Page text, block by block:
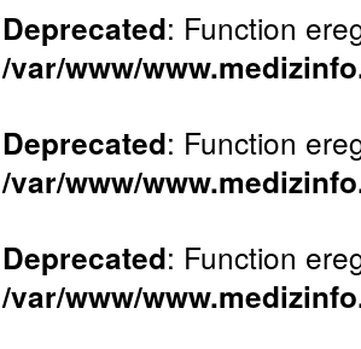
Deprecated: Function
/var/www/
Deprecated: Function
/var/www/
Deprecated: Function
/var/www/